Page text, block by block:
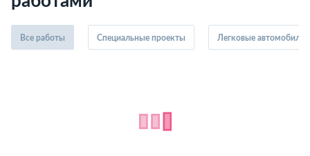
Все работы Специальные проекты Легковые автомобили